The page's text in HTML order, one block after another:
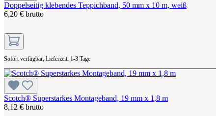
Doppelseitig klebendes Teppichband, 50 mm x 10 m, weiß
6,20 € brutto
Sofort verfügbar, Lieferzeit: 1-3 Tage
Scotch® Superstarkes Montageband, 19 mm x 1,8 m
8,12 € brutto